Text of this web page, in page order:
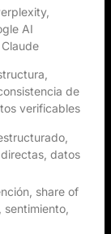
AI
de
verificables
datos
share of